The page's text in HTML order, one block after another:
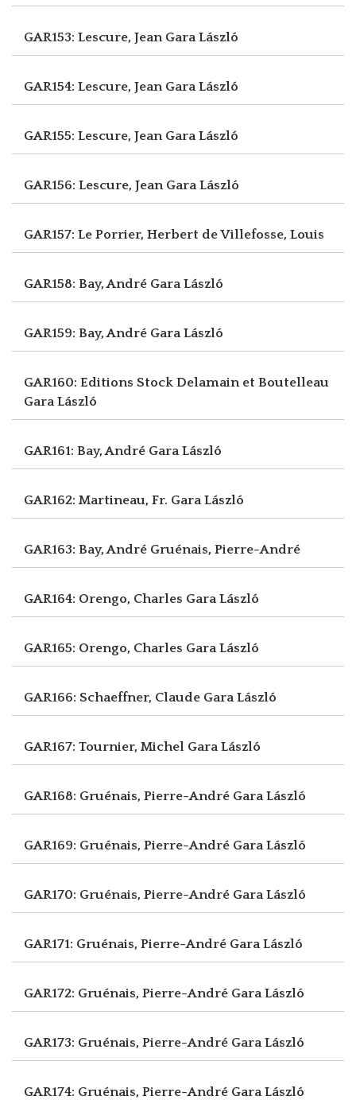
GAR153: Lescure, Jean Gara László
GAR154: Lescure, Jean Gara László
GAR155: Lescure, Jean Gara László
GAR156: Lescure, Jean Gara László
GAR157: Le Porrier, Herbert de Villefosse, Louis
GAR158: Bay, André Gara László
GAR159: Bay, André Gara László
GAR160: Editions Stock Delamain et Boutelleau
Gara László
GAR161: Bay, André Gara László
GAR162: Martineau, Fr. Gara László
GAR163: Bay, André Gruénais, Pierre-André
GAR164: Orengo, Charles Gara László
GAR165: Orengo, Charles Gara László
GAR166: Schaeffner, Claude Gara László
GAR167: Tournier, Michel Gara László
GAR168: Gruénais, Pierre-André Gara László
GAR169: Gruénais, Pierre-André Gara László
GAR170: Gruénais, Pierre-André Gara László
GAR171: Gruénais, Pierre-André Gara László
GAR172: Gruénais, Pierre-André Gara László
GAR173: Gruénais, Pierre-André Gara László
GAR174: Gruénais, Pierre-André Gara László